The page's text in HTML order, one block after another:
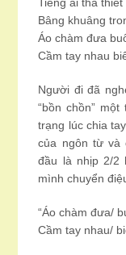
Bâng khuâng
Áo chàm đưa
Cầm tay nhau
Người đi đã
“bồn chồn”
trạng lúc chia
của ngôn từ và
đầu là nhịp 2/2
mình chuyển
“Áo chàm đưa/
Cầm tay nhau/